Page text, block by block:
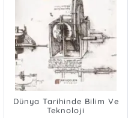
Dünya Tarihinde Bilim Ve
Teknoloji